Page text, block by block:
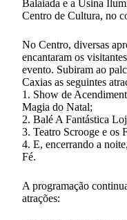
Balaiada e a Usina
Centro de Cultura, no
No Centro, diversas
encantaram os
evento. Subiram ao
Caxias as seguintes
1. Show de
Magia do Natal;
2. Balé A Fantástica
3. Teatro Scrooge e os
4. E, encerrando a
Fé.
A programação
atrações: